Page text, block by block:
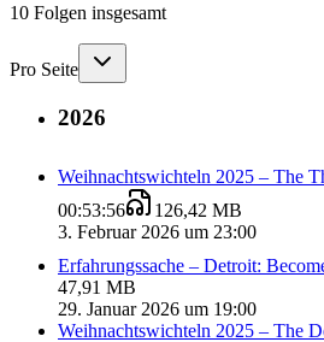
10 Folgen insgesamt
Pro Seite
2026
Weihnachtswichteln 2025 – The
00:53:56
126,42 MB
3. Februar 2026 um 23:00
Erfahrungssache – Detroit:
47,91 MB
29. Januar 2026 um 19:00
Weihnachtswichteln 2025 – The